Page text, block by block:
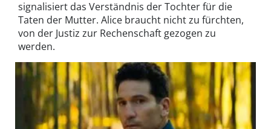
signalisiert das Verständnis der Tochter für die
Taten der Mutter. Alice braucht nicht zu fürchten,
von der Justiz zur Rechenschaft gezogen zu
werden.